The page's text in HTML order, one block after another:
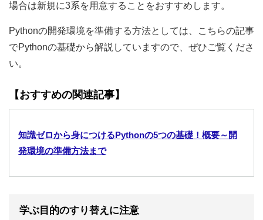
場合は新規に3系を用意することをおすすめします。
Pythonの開発環境を準備する方法としては、こちらの記事
でPythonの基礎から解説していますので、ぜひご覧くださ
い。
【おすすめの関連記事】
知識ゼロから身につけるPythonの5つの基礎！概要～開
発環境の準備方法まで
学ぶ目的のすり替えに注意